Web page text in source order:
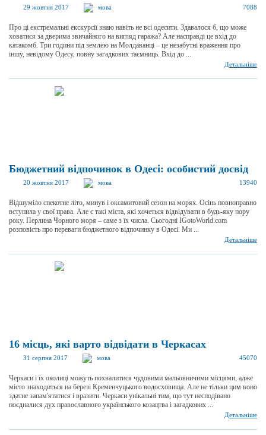
29 жовтня 2017 мова 7088
Про ці екстремальні екскурсії знаю навіть не всі одесити. Здавалося б, що може
ховатися за дверима звичайного на вигляд гаража? Але насправді це вхід до
катакомб. Три години під землею на Молдаванці – це незабутні враження про
іншу, невідому Одесу, повну загадкових таємниць. Вхід до ...
Детальніше
Бюджетний відпочинок в Одесі: особистий досвід
20 жовтня 2017 мова 13940
Відшуміло спекотне літо, минув і оксамитовий сезон на морях. Осінь повноправно
вступила у свої права. Але є такі міста, які хочеться відвідувати в будь-яку пору
року. Перлина Чорного моря – саме з їх числа. Сьогодні IGotoWorld.com
розповість про переваги бюджетного відпочинку в Одесі. Ми ...
Детальніше
16 місць, які варто відвідати в Черкасах
31 серпня 2017 мова 45070
Черкаси і їх околиці можуть похвалитися чудовими мальовничими місцями, адже
місто знаходиться на березі Кременчуцького водосховища. Але не тільки цим воно
здатне запам'ятатися і вразити. Черкаси унікальні тим, що тут несподівано
поєдналися дух православного українського козацтва і загадкових ...
Детальніше